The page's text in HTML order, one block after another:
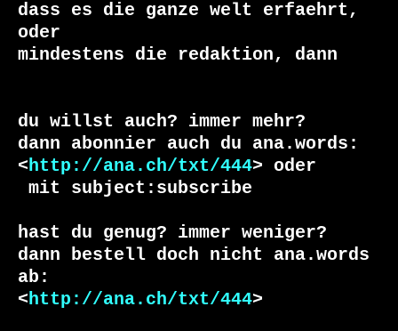
dass es die ganze welt erfaehrt,
oder
du willst auch? immer mehr?
dann abonnier auch du ana.words:
<http://ana.ch/txt/444
hast du genug? immer weniger?
dann bestell doch nicht ana.words
ab:
<http://ana.ch/txt/444>